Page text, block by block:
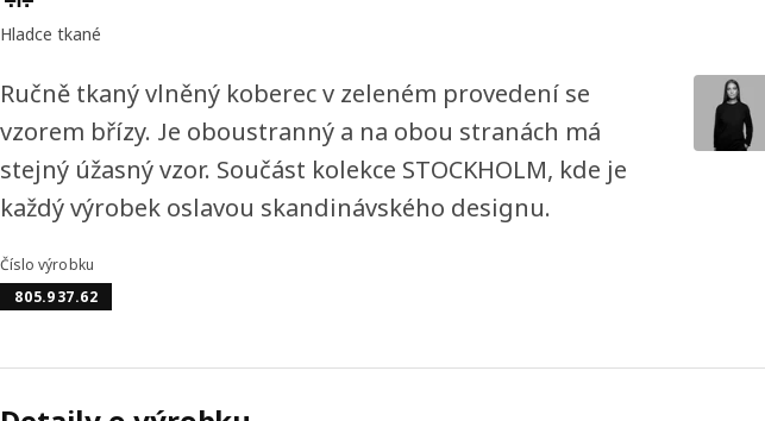
Hladce tkané
Ručně tkaný vlněný koberec v zeleném provedení se
vzorem břízy. Je oboustranný a na obou stranách má
stejný úžasný vzor. Součást kolekce STOCKHOLM, kde je
každý výrobek oslavou skandinávského designu.
Číslo výrobku
805.937.62